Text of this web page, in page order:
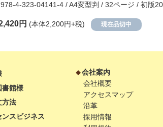
4-323-04141-4 / A4変型判 / 32ページ / 初版
円 (本体2,200円+税) 現在品切中
書館様
方法
ンスビジネス
会社案内
会社概要
アクセスマップ
沿革
採用情報